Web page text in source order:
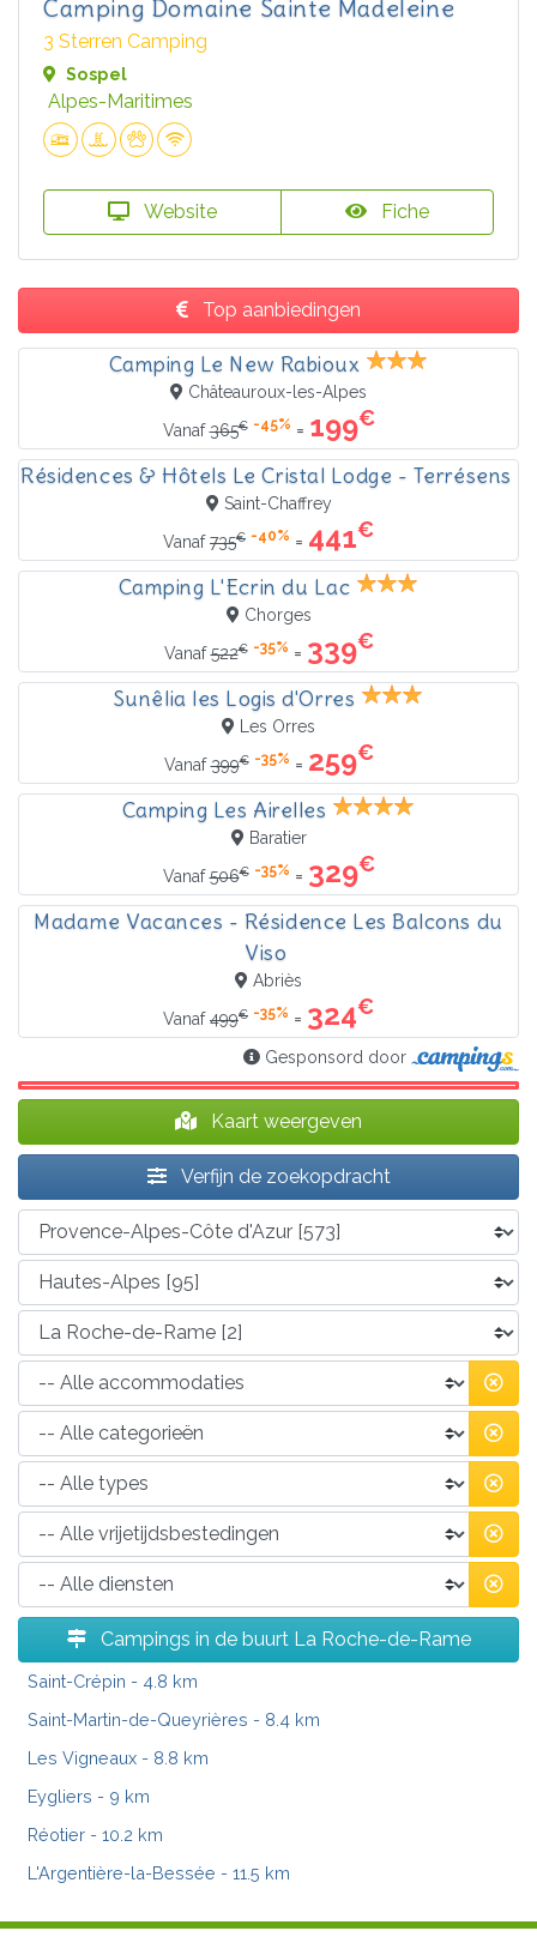
Camping Domaine Sainte Madeleine
3 Sterren Camping
Sospel
Alpes-Maritimes
Website Fiche
Top aanbiedingen
Camping Le New Rabioux
Châteauroux-les-Alpes
Vanaf365€ -45% = 199€
Résidences & Hôtels Le Cristal Lodge - Terrésens
Saint-Chaffrey
Vanaf735€ -40% = 441€
Camping L'Ecrin du Lac
Chorges
Vanaf522€ -35% = 339€
Sunêlia les Logis d'Orres
Les Orres
Vanaf399€ -35% = 259€
Camping Les Airelles
Baratier
Vanaf506€ -35% = 329€
Madame Vacances - Résidence Les Balcons du
Viso
Abriès
Vanaf499€ -35% = 324€
Gesponsord door
Kaart weergeven
Verfijn de zoekopdracht
Campings in de buurt La Roche-de-Rame
Saint-Crépin - 4.8 km
Saint-Martin-de-Queyrières - 8.4 km
Les Vigneaux - 8.8 km
Eygliers - 9 km
Réotier - 10.2 km
L'Argentière-la-Bessée - 11.5 km